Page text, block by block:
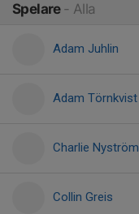
Spelare - Alla
Adam Juhlin
Adam Törnkvist
Charlie Nyström
Collin Greis